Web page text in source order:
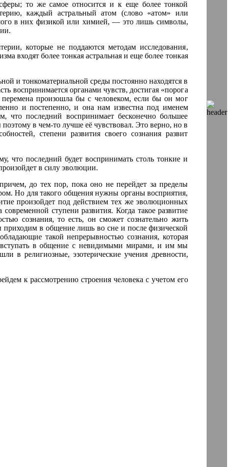
то же самое относится и к еще более тонкой
каждый астральный атом (слово «атом» или
в них физикой или химией, — это лишь символы,
которые не поддаются методам исследования,
входят более тонкая астральная и еще более тонкая
и тонкоматериальной среды постоянно находятся в
воспринимается органами чувств, достигая «порога
перемена произошла бы с человеком, если бы он мог
и постепенно, и она нам известна под именем
последний воспринимает бесконечно большее
в чем-то лучше её чувствовал. Это верно, но в
степени развития своего сознания развит
что последний будет воспринимать столь тонкие и
в силу эволюции.
до тех пор, пока оно не перейдет за пределы
Но для такого общения нужны органы восприятия,
произойдет под действием тех же эволюционных
ступени развития. Когда такое развитие
сознания, то есть, он сможет сознательно жить
в общение лишь во сне и после физической
такой непрерывностью сознания, которая
вступать в общение с невидимыми мирами, и им мы
в религиозные, эзотерические учения древности,
к рассмотрению строения человека с учетом его